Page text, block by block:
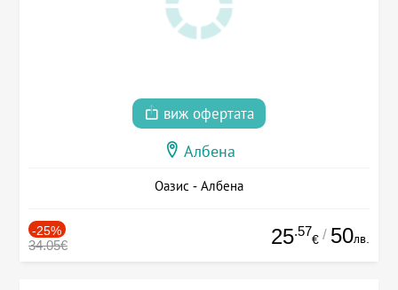
виж офертата
Албена
Оазис - Албена
-25%
34.05€ 25.57
€ / 50лв.